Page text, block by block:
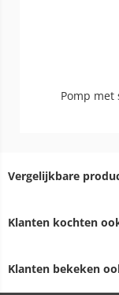
Pomp met
Vergelijkbare
Klanten kochten
Klanten bekeken